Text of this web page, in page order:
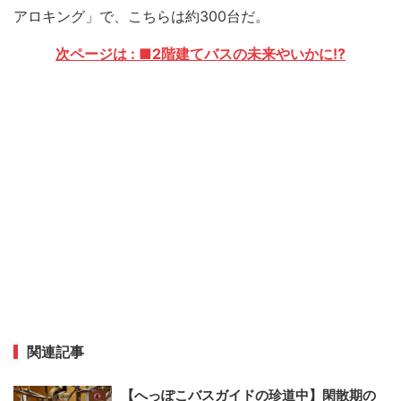
アロキング」で、こちらは約300台だ。
次ページは : ■2階建てバスの未来やいかに!?
関連記事
【へっぽこバスガイドの珍道中】閑散期の